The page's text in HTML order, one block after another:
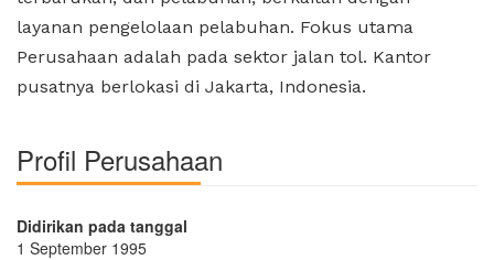
layanan pengelolaan pelabuhan. Fokus utama
Perusahaan adalah pada sektor jalan tol. Kantor
pusatnya berlokasi di Jakarta, Indonesia.
Profil Perusahaan
Didirikan pada tanggal
1 September 1995